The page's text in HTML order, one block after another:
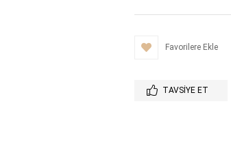
Favorilere Ekle
TAVSIYE ET